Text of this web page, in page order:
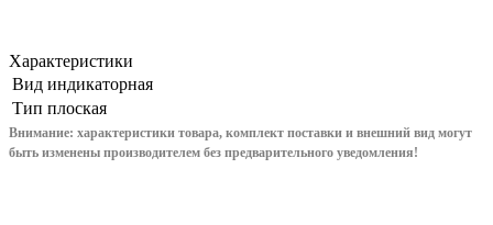
Характеристики
Вид индикаторная
Тип плоская
Внимание: характеристики товара, комплект поставки и внешний вид могут
быть изменены производителем без предварительного уведомления!